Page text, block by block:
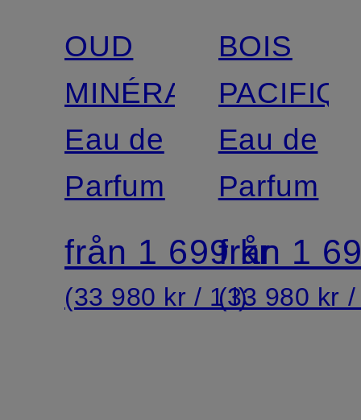
BEAUTY
OUD
MINÉRALE
Eau de
Parfum
från 1 699 kr
(33 980 kr / 1 l)
BEAUTY
BOIS
Eau de
Parfum
från 1
(33 980 kr